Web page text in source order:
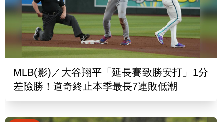
MLB(影)／大谷翔平「延長賽致勝安打」1分
差險勝！道奇終止本季最長7連敗低潮